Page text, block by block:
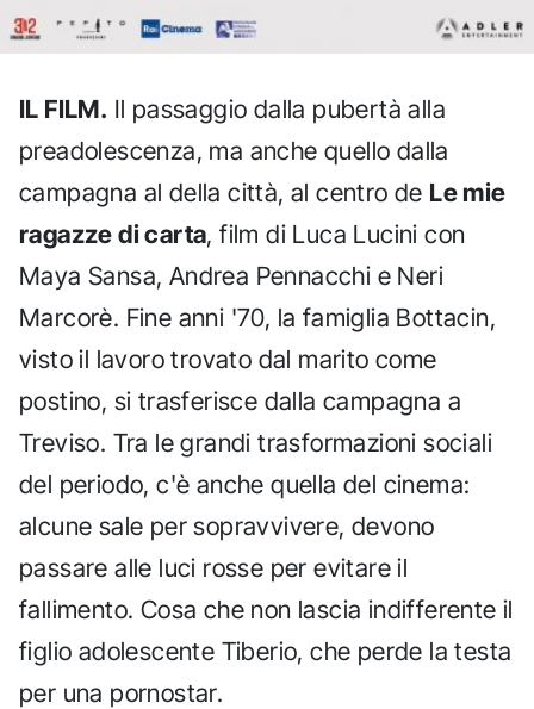
IL FILM. Il passaggio dalla pubertà alla
preadolescenza, ma anche quello dalla
campagna al della città, al centro de Le mie
ragazze di carta, film di Luca Lucini con
Maya Sansa, Andrea Pennacchi e Neri
Marcorè. Fine anni '70, la famiglia Bottacin,
visto il lavoro trovato dal marito come
postino, si trasferisce dalla campagna a
Treviso. Tra le grandi trasformazioni sociali
del periodo, c'è anche quella del cinema:
alcune sale per sopravvivere, devono
passare alle luci rosse per evitare il
fallimento. Cosa che non lascia indifferente il
figlio adolescente Tiberio, che perde la testa
per una pornostar.